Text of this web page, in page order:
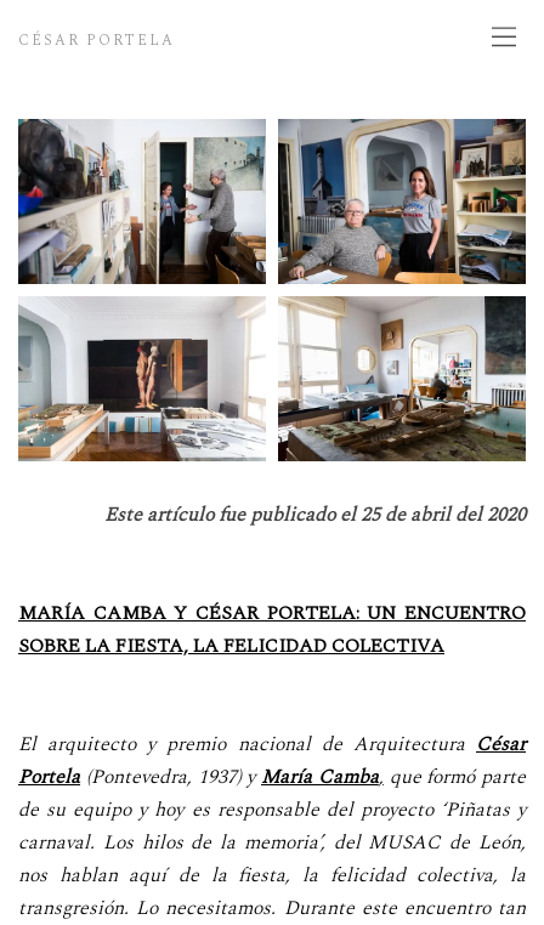
CÉSAR PORTELA
Este artículo fue publicado el 25 de abril del 2020
MARÍA CAMBA Y CÉSAR PORTELA: UN ENCUENTRO
SOBRE LA FIESTA, LA FELICIDAD COLECTIVA
El arquitecto y premio nacional de Arquitectura César
Portela (Pontevedra, 1937) yMaría Camba, que formó parte
de su equipo y hoy es responsable del proyecto ‘Piñatas y
carnaval. Los hilos de la memoria’, del MUSAC de León,
nos hablan aquí de la fiesta, la felicidad colectiva, la
transgresión. Lo necesitamos. Durante este encuentro tan